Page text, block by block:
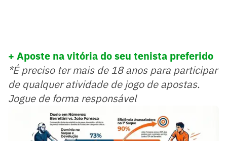
+ Aposte na vitória do seu tenista preferido
*É preciso ter mais de 18 anos para participar
de qualquer atividade de jogo de apostas.
Jogue de forma responsável